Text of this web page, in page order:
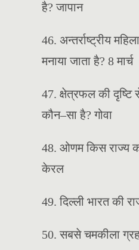
है? जापान
46. अन्तर्राष्ट्रीय
मनाया जाता है? 8 मार्च
47. क्षेत्रफल की दृष्टि
कौन–सा है? गोवा
48. ओणम किस राज्य
केरल
49. दिल्ली भारत की
50. सबसे चमकीला